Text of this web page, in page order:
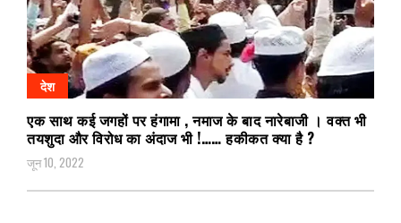
देश
एक साथ कई जगहों पर हंगामा , नमाज के बाद नारेबाजी । वक्त भी
तयशुदा और विरोध का अंदाज भी !…… हकीकत क्या है ?
जून 10, 2022